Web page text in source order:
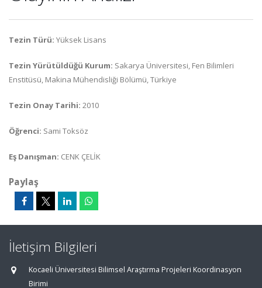
Tezin Türü: Yüksek Lisans
Tezin Yürütüldüğü Kurum: Sakarya Üniversitesi, Fen Bilimleri
Enstitüsü, Makina Mühendisliği Bölümü, Türkiye
Tezin Onay Tarihi: 2010
Öğrenci: Sami Toksöz
Eş Danışman: CENK ÇELİK
Paylaş
İletişim Bilgileri
Kocaeli Üniversitesi Bilimsel Araştırma Projeleri Koordinasyon
Birimi